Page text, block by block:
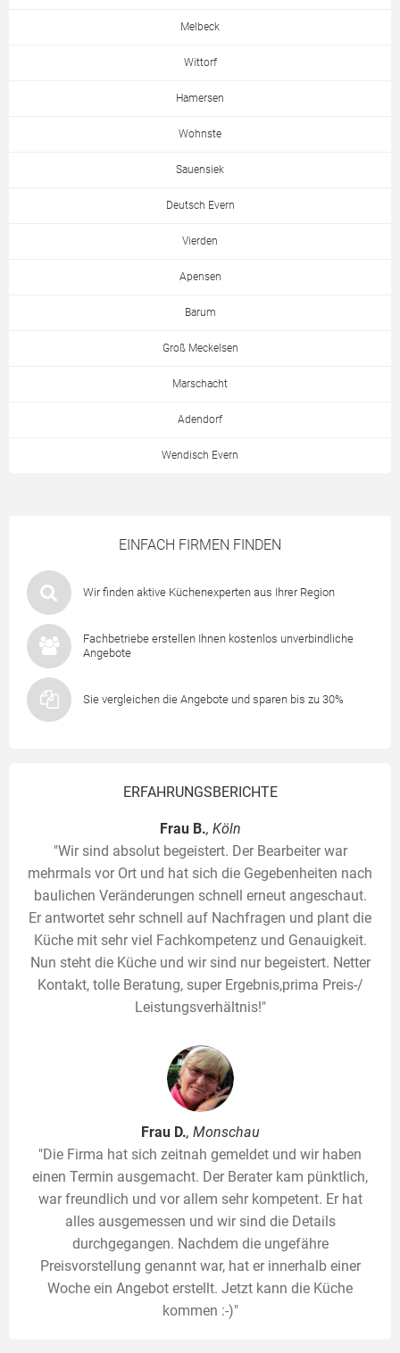
EINFACH FIRMEN FINDEN
Wir finden aktive Küchenexperten aus Ihrer Region
Fachbetriebe erstellen Ihnen kostenlos unverbindliche
Angebote
Sie vergleichen die Angebote und sparen bis zu 30%
ERFAHRUNGSBERICHTE
Frau B., Köln
"Wir sind absolut begeistert. Der Bearbeiter war
mehrmals vor Ort und hat sich die Gegebenheiten nach
baulichen Veränderungen schnell erneut angeschaut.
Er antwortet sehr schnell auf Nachfragen und plant die
Küche mit sehr viel Fachkompetenz und Genauigkeit.
Nun steht die Küche und wir sind nur begeistert. Netter
Kontakt, tolle Beratung, super Ergebnis,prima Preis-/
Leistungsverhältnis!"
Frau D., Monschau
"Die Firma hat sich zeitnah gemeldet und wir haben
einen Termin ausgemacht. Der Berater kam pünktlich,
war freundlich und vor allem sehr kompetent. Er hat
alles ausgemessen und wir sind die Details
durchgegangen. Nachdem die ungefähre
Preisvorstellung genannt war, hat er innerhalb einer
Woche ein Angebot erstellt. Jetzt kann die Küche
kommen :-)"
Melbeck
Wittorf
Hamersen
Wohnste
Sauensiek
Deutsch Evern
Vierden
Apensen
Barum
Groß Meckelsen
Marschacht
Adendorf
Wendisch Evern